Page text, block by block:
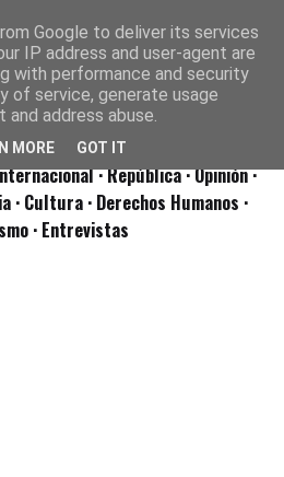
· República· Opinión·
·Cultura · Derechos Humanos ·
·Entrevistas
Google to deliver its services
IP address and user-agent are
with performance and security
of service, generate usage
address abuse.
MORE GOT IT